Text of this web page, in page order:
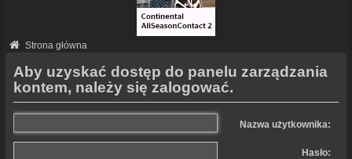
Strona główna
Aby uzyskać dostęp do panelu zarządzania
kontem, należy się zalogować.
Nazwa użytkownika:
Hasło: